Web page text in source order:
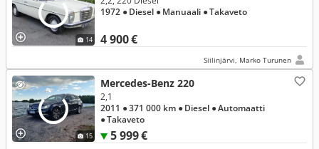
14 4 900 €
1972 ● Diesel ● Manuaali ● Takaveto
Siilinjärvi, Marko Turunen
15
Mercedes-Benz 220
5 999 €
2,1
2011 ● 371 000 km ● Diesel ● Automaatti
● Takaveto